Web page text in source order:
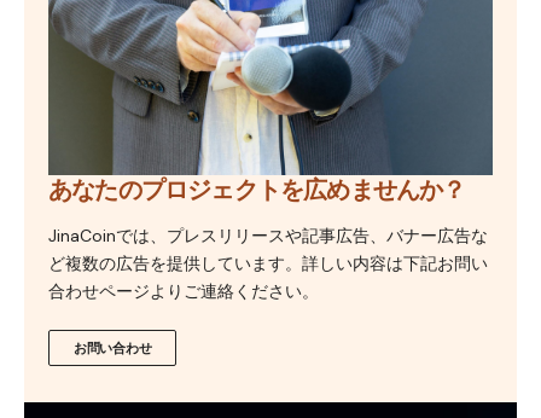
あなたのプロジェクトを広めませんか？
JinaCoinでは、プレスリリースや記事広告、バナー広告な
ど複数の広告を提供しています。詳しい内容は下記お問い
合わせページよりご連絡ください。
お問い合わせ